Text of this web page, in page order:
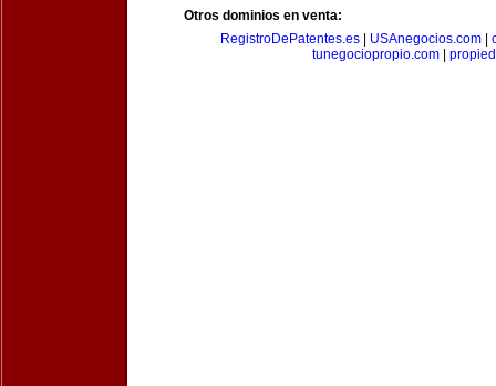
Otros dominios en venta:
RegistroDePatentes.es
USAnegocios.com
tunegociopropio.com|